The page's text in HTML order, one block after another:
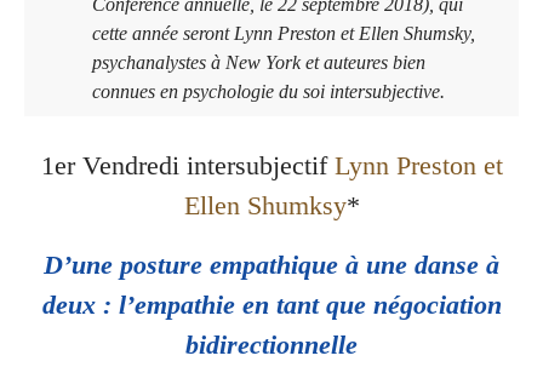
cette année seront Lynn Preston et Ellen Shumsky,
psychanalystes à New York et auteures bien
connues en psychologie du soi intersubjective.
1er Vendredi intersubjectif Lynn Preston et
Ellen Shumksy*
D’une posture empathique à une danse à
deux : l’empathie en tant que négociation
bidirectionnelle